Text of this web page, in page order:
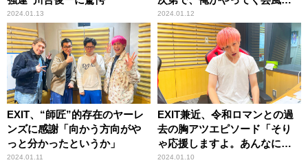
2024.01.13
わってく」
2024.01.12
EXIT、“師匠”的存在のヤーレ
ンズに感謝「向かう方向がや
っと分かったというか」
2024.01.11
EXIT兼近、令和ロマンとの過
去の胸アツエピソード「そり
ゃ応援しますよ。あんなにア
ツいことがあったら」
2024.01.10